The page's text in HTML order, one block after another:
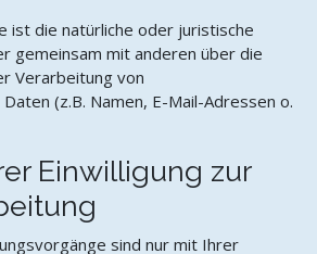
ist die natürliche oder juristische
gemeinsam mit anderen über die
Verarbeitung von
(z.B. Namen, E-Mail-Adressen o.
Einwilligung zur
sind nur mit Ihrer